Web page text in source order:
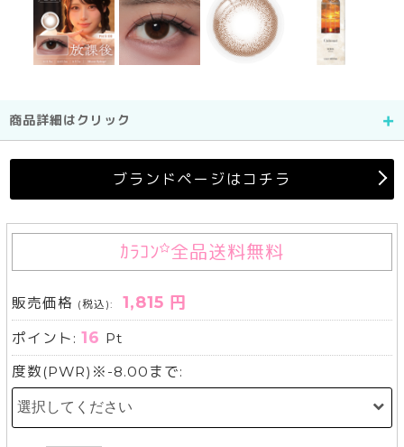
商品詳細はクリック
ブランドページはコチラ
ｶﾗｺﾝ 全品送料無料
販売価格 (税込): 1,815 円
ポイント:16 Pt
度数(PWR)※-8.00まで: